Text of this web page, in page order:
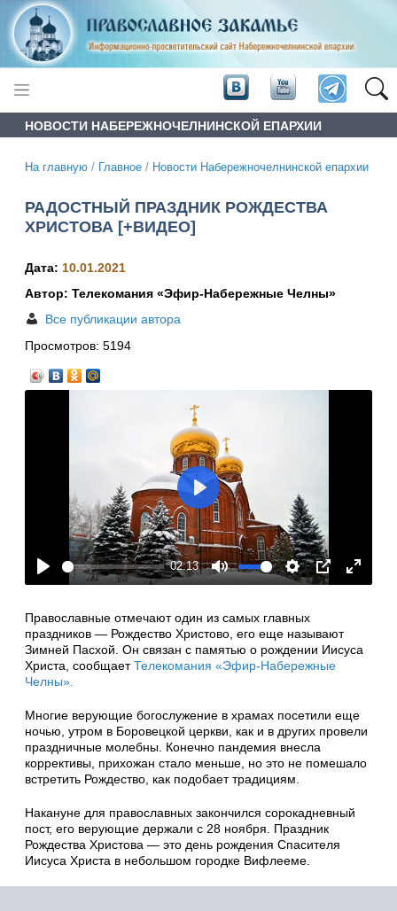
НОВОСТИ НАБЕРЕЖНОЧЕЛНИНСКОЙ ЕПАРХИИ
На главную / Главное / Новости Набережночелнинской епархии
РАДОСТНЫЙ ПРАЗДНИК РОЖДЕСТВА
ХРИСТОВА [+ВИДЕО]
Play
02:13
Mute Settings
PIP
Enter
Play
Дата: 10.01.2021
Автор: Телекомания «Эфир-Набережные Челны»
Все публикации автора
Просмотров: 5194
Православные отмечают один из самых главных
праздников — Рождество Христово, его еще называют
Зимней Пасхой. Он связан с памятью о рождении Иисуса
Христа, сообщаетТелекомания «Эфир-Набережные
Челны».
Многие верующие богослужение в храмах посетили еще
ночью, утром в Боровецкой церкви, как и в других провели
праздничные молебны. Конечно пандемия внесла
коррективы, прихожан стало меньше, но это не помешало
встретить Рождество, как подобает традициям.
Накануне для православных закончился сорокадневный
пост, его верующие держали с 28 ноября. Праздник
Рождества Христова — это день рождения Спасителя
Иисуса Христа в небольшом городке Вифлееме.